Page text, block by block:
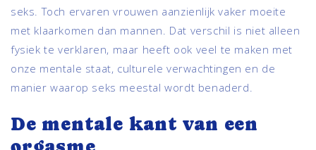
seks. Toch ervaren vrouwen aanzienlijk vaker moeite
met klaarkomen dan mannen. Dat verschil is niet alleen
fysiek te verklaren, maar heeft ook veel te maken met
onze mentale staat, culturele verwachtingen en de
manier waarop seks meestal wordt benaderd.
De mentale kant van een